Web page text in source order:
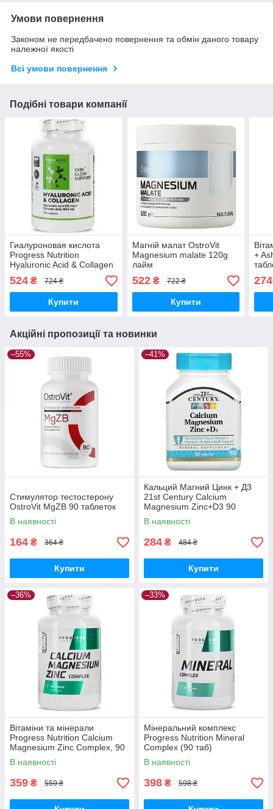
Умови повернення
Законом не передбачено повернення та обмін даного товару
належної якості
Всі умови повернення
Подібні товари компанії
Гиалуроновая кислота
Progress Nutrition
Hyaluronic Acid & Collagen
120 капсул
524 ₴ 724 ₴
Купити
Магній малат OstroVit
Magnesium malate 120g
лайм
522₴ 722 ₴
Купити
+
274
Акційні пропозиції та новинки
–55%
Стимулятор тестостерону
OstroVit MgZB 90 таблеток
В наявності
164 ₴ 364 ₴
Купити
–41%
Кальций Магний Цинк + Д3
21st Century Calcium
Magnesium Zinc+D3 90
таблеток
В наявності
284 ₴ 484 ₴
Купити
–36%
Вітаміни та мінерали
Progress Nutrition Calcium
Magnesium Zinc Complex, 90
таблеток
В наявності
359 ₴ 559 ₴
–33%
Мінеральний комплекс
Progress Nutrition Mineral
Complex (90 таб)
В наявності
398 ₴ 598 ₴